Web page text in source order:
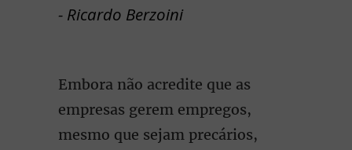
- Ricardo Berzoini
Embora não acredite que as
empresas gerem empregos,
mesmo que sejam precários,